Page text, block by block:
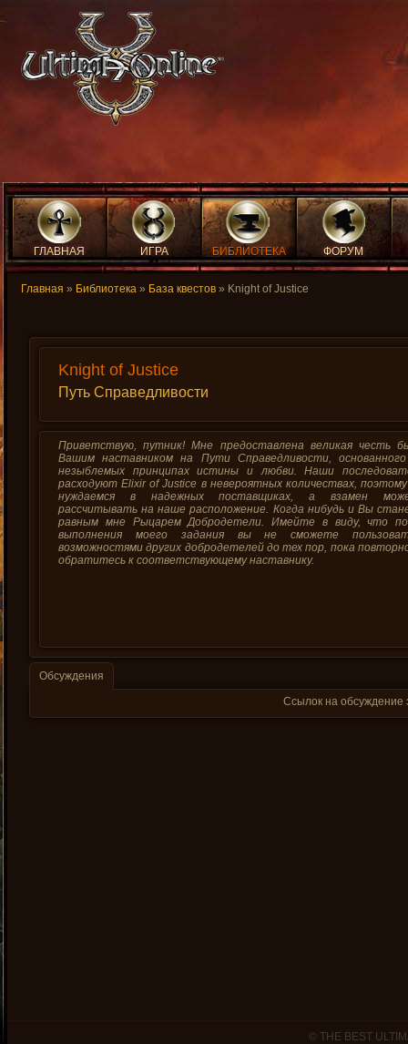
ГЛАВНАЯ ИГРА БИБЛИОТЕКА ФОРУМ
Главная » Библиотека » База квестов » Knight of Justice
Knight of Justice
Путь Справедливости
Приветствую, путник! Мне предоставлена великая честь
Вашим наставником на Пути Справедливости,
незыблемых принципах истины и любви. Наши
расходуют Elixir of Justice в невероятных количествах,
нуждаемся в надежных поставщиках, а взамен
рассчитывать на наше расположение. Когда нибудь и Вы
равным мне Рыцарем Добродетели. Имейте в виду, что
выполнения моего задания вы не сможете
возможностями других добродетелей до тех пор, пока
обратитесь к соответствующему наставнику.
Обсуждения
Ссылок на обсуждение
© THE BEST